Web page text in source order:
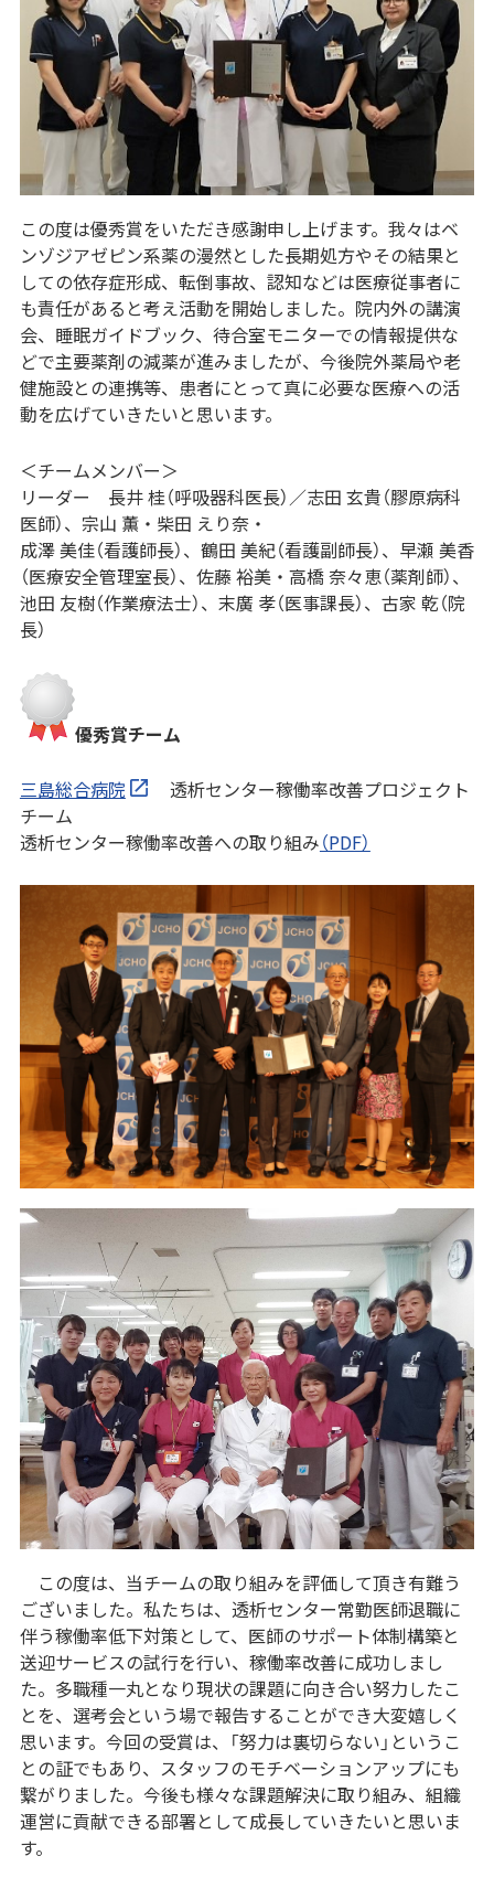
この度は優秀賞をいただき感謝申し上げます。我々はベ
ンゾジアゼピン系薬の漫然とした長期処方やその結果と
しての依存症形成、転倒事故、認知などは医療従事者に
も責任があると考え活動を開始しました。院内外の講演
会、睡眠ガイドブック、待合室モニターでの情報提供な
どで主要薬剤の減薬が進みましたが、今後院外薬局や老
健施設との連携等、患者にとって真に必要な医療への活
動を広げていきたいと思います。
＜チームメンバー＞
リーダー 長井 桂（呼吸器科医長）／志田 玄貴（膠原病科
医師）、宗山 薫・柴田 えり奈・
成澤 美佳（看護師長）、鶴田 美紀（看護副師長）、早瀬 美香
（医療安全管理室長）、佐藤 裕美・高橋 奈々恵（薬剤師）、
池田 友樹（作業療法士）、末廣 孝（医事課長）、古家 乾（院
長）
優秀賞チーム
三島総合病院
透析センター稼働率改善プロジェクト
チーム
透析センター稼働率改善への取り組み（PDF）
この度は、当チームの取り組みを評価して頂き有難う
ございました。私たちは、透析センター常勤医師退職に
伴う稼働率低下対策として、医師のサポート体制構築と
送迎サービスの試行を行い、稼働率改善に成功しまし
た。多職種一丸となり現状の課題に向き合い努力したこ
とを、選考会という場で報告することができ大変嬉しく
思います。今回の受賞は、「努力は裏切らない」というこ
との証でもあり、スタッフのモチベーションアップにも
繋がりました。今後も様々な課題解決に取り組み、組織
運営に貢献できる部署として成長していきたいと思いま
す。